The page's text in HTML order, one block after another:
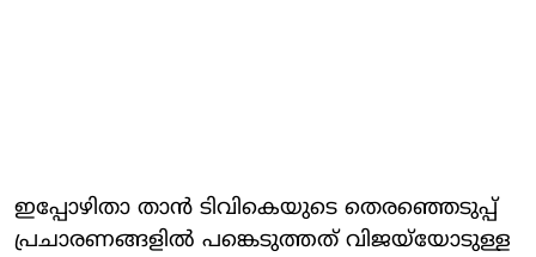
ഇപ്പോഴിതാ താൻ ടിവികെയുടെ തെരഞ്ഞെടുപ്പ്
പ്രചാരണങ്ങളിൽ പങ്കെടുത്തത് വിജയ്‍യോടുള്ള